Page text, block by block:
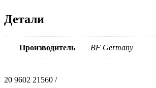
Детали
Производитель BF Germany
20 9602 21560 /